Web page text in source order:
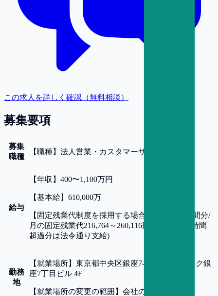
この求人を詳しく確認（無料相談）
募集要項
募集
職種
【職種】 法人営業・カスタマーサクセス
給与
【年収 】 400〜1,100万円
【基本給】 610,000万
【 固定残業代制度を採用する場合の詳細
45時間分/
月の固定残業代216,764～260,116円を含む(※45時間
超過分は法令通り支給)
勤務
地
【 就業場所】 東京都中央区銀座7-3-5 ヒューリック銀
座7丁目ビル 4F
【 就業場所の変更の範囲 】 会社の定める事業所